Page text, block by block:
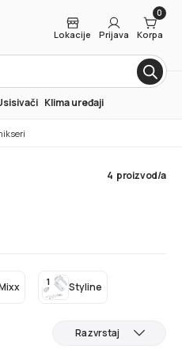
Lokacije Prijava
0
Korpa
Klima uređaji
4 proizvod/a
slanih i slatkih jela u
Styline
1
Razvrstaj